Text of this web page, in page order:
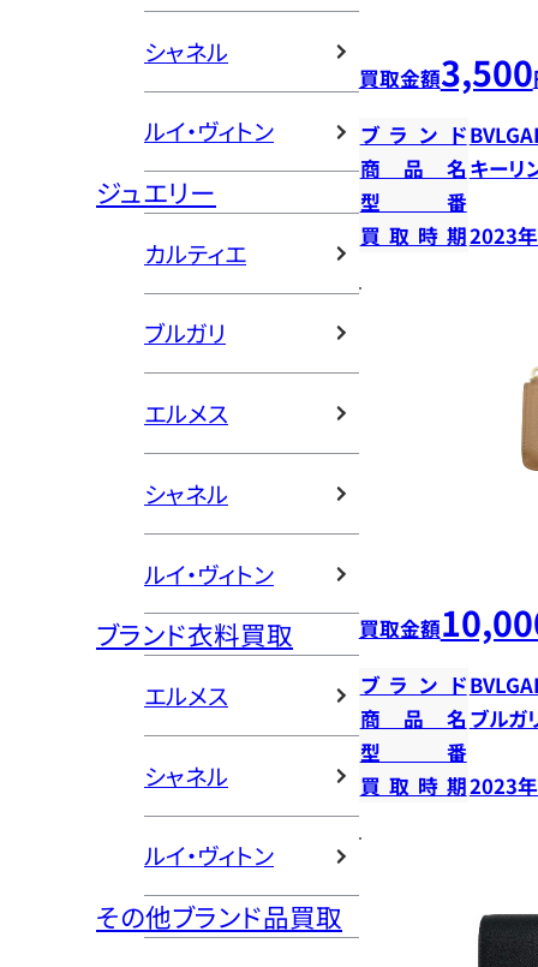
シャネル
ルイ・ヴィトン
ジュエリー
カルティエ
ブルガリ
エルメス
シャネル
ルイ・ヴィトン
ブランド衣料買取
エルメス
シャネル
ルイ・ヴィトン
その他ブランド品買取
買取金額3,500
ブランド
商品名 キーリ
型番
買取時期2023
買取金額
ブランド
商品名 ブルガ
型番
買取時期2023